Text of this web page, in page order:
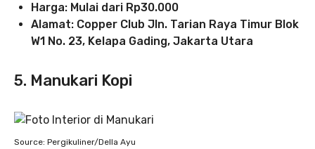
Harga: Mulai dari Rp30.000
Alamat: Copper Club Jln. Tarian Raya Timur Blok
W1 No. 23, Kelapa Gading, Jakarta Utara
5. Manukari Kopi
Source: Pergikuliner/Della Ayu